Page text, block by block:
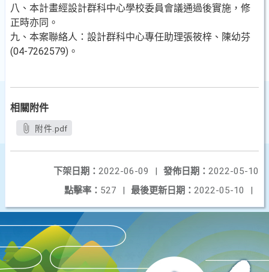
八、本計畫經設計群科中心學校委員會議通過後實施，修
正時亦同。
九、本案聯絡人：設計群科中心專任助理張筱梓、陳幼芬
(04-7262579)。
相關附件
附件.pdf
發佈日期： 2022-05-10
下架日期： 2022-06-09
|
最後更新日期： 2022-05-10 |
點擊率： 527 |